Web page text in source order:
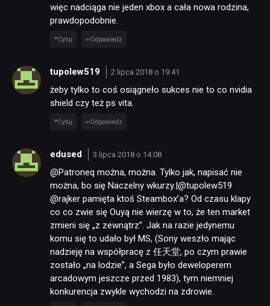
więc nadciąga nie jeden xbox a cała nowa rodzina,
prawdopodobnie.
Cytuj Odpowiedz
tupolew519 2 lipca 2018 o 19:41
żeby tylko to coś osiągneło sukces nie to co nvidia
shield czy też ps vita.
Cytuj Odpowiedz
edused 3 lipca 2018 o 14:08
@Patroneq można, można. Tylko jak, napisać nie
można, bo się Naczelny wkurzy.|@tupolew519
@rajker pamięta ktoś Steambox’a? Od czasu klapy
co co zwie się Ouyą nie wierzę w to, że ten market
zmieni się „z zewnątrz”. Jak na razie jedynemu
komu się to udało był MS, (Sony weszło mając
nadzieję na współpracę z 任天堂, po czym prawie
zostało „na lodzie”, a Sega było deweloperem
arcadowym jeszcze przed 1983), tym niemniej
konkurencja zwykle wychodzi na zdrowie.